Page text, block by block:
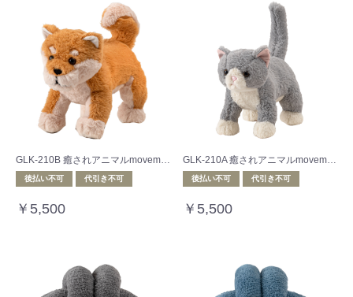
後払い不可 代引き不可
￥5,500
後払い不可 代引き不可
￥5,500